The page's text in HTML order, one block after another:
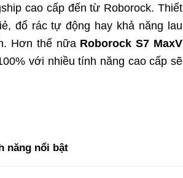
cao cấp đến từ Roborock. Thiết
đổ rác tự động hay khả năng lau
Hơn thế nữa Roborock S7 MaxV
với nhiều tính năng cao cấp sẽ
năng nổi bật